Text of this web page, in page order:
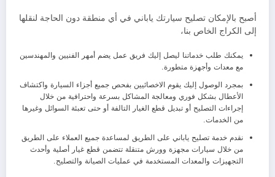
أصبح بالإمكان تصليح سيارتك ياباني في أي منطقة دون الحاجة لنقلها
إلى الكراج الخاص بنا،
يمكنك طلب خدماتنا ليصل إليك فريق عمل يضم أمهر الفنيين والمهندسين
مع معدات وأجهزة متطورة.
بمجرد الوصول إليك يقوم الاخصائيين بفحص جميع أجزاء السيارة واكتشاف
الأعطال بشكل فوري ومعالجة المشاكل بسرعة واحترافية من خلال
إجراءات التصليح أو تبديل قطع الغيار التالفة أو حتى تعبئة السوائل وغيرها
من الخدمات.
نقدم خدمة تصليح ياباني على الطريق لمساعدة جميع العملاء على الطريق
من خلال سيارات مجهزة وورش متنقلة تتضمن قطع غيار أصلية وأحدث
التجهيزات والمعدات المستخدمة في عمليات الصيانة والتصليح.